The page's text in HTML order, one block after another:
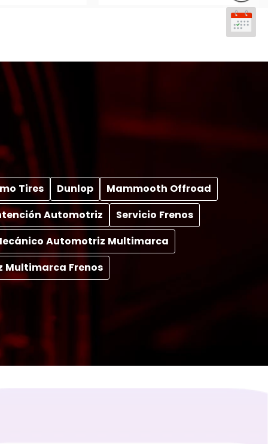
Tires Dunlop
Mammooth Offroad
Automotriz
Servicio Frenos
Automotriz Multimarca
Multimarca Frenos